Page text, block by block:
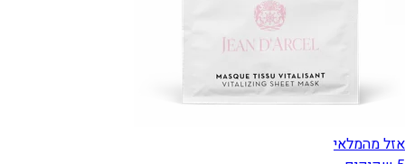
אזל מהמלאי